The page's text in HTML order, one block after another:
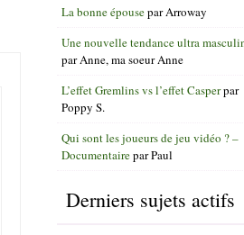
La bonne épouseparArroway
Une nouvelle tendance ultra
parAnne, ma soeur Anne
L’effet Gremlins vs l’effet Casperpar
Poppy S.
Qui sont les joueurs de jeu vidéo ? –
DocumentaireparPaul
Derniers sujets actifs